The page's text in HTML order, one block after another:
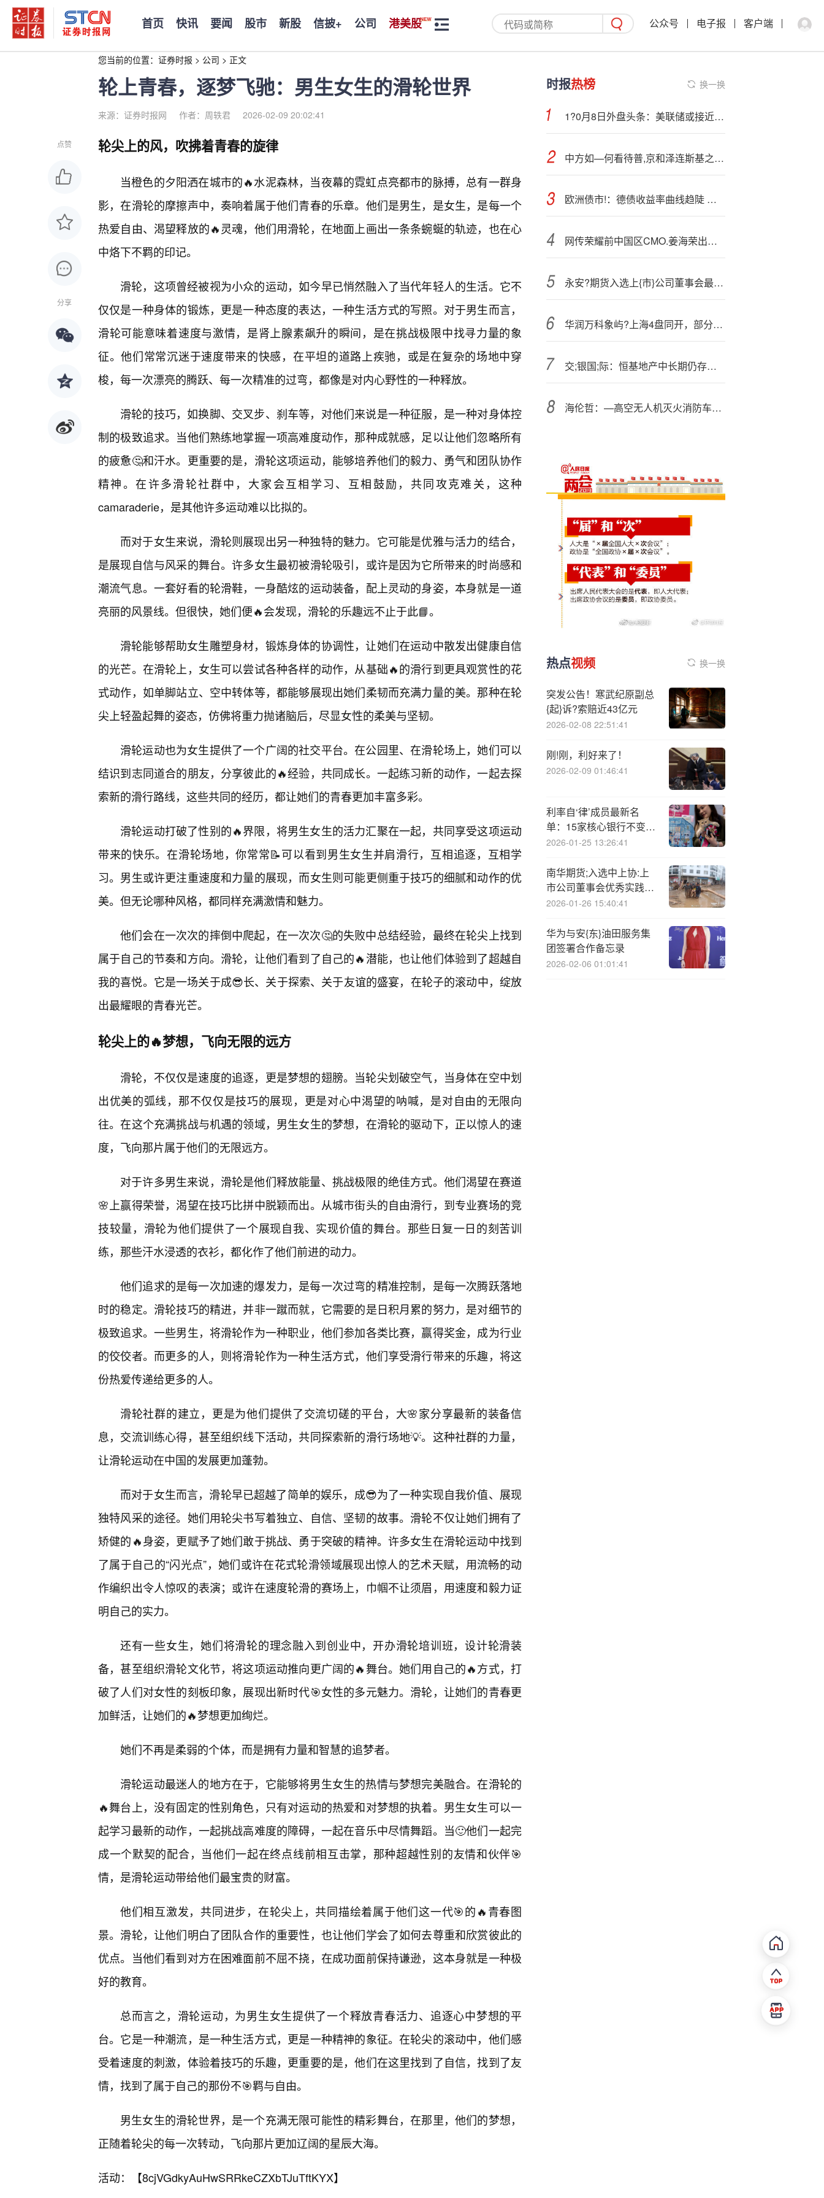
首页 快讯 要闻 股市 新股 信披+ 公司 港美股 公众号 电子报 客户端
您当前的位置： 证券时报 > 公司 > 正文
轮上青春，逐梦飞驰：男生女生的滑轮世界
来源：证券时报网 作者：周轶君 2026-02-09 20:02:41
点赞
分享
轮尖上的风，吹拂着青春的旋律
当橙色的夕阳洒在城市的🔥水泥森林，当夜幕的霓虹点亮都市的脉搏，总有一群身
影，在滑轮的摩擦声中，奏响着属于他们青春的乐章。他们是男生，是女生，是每一个
热爱自由、渴望释放的🔥灵魂，他们用滑轮，在地面上画出一条条蜿蜒的轨迹，也在心
中烙下不羁的印记。
滑轮，这项曾经被视为小众的运动，如今早已悄然融入了当代年轻人的生活。它不
仅仅是一种身体的锻炼，更是一种态度的表达，一种生活方式的写照。对于男生而言，
滑轮可能意味着速度与激情，是肾上腺素飙升的瞬间，是在挑战极限中找寻力量的象
征。他们常常沉迷于速度带来的快感，在平坦的道路上疾驰，或是在复杂的场地中穿
梭，每一次漂亮的腾跃、每一次精准的过弯，都像是对内心野性的一种释放。
滑轮的技巧，如换脚、交叉步、刹车等，对他们来说是一种征服，是一种对身体控
制的极致追求。当他们熟练地掌握一项高难度动作，那种成就感，足以让他们忽略所有
的疲惫🤔和汗水。更重要的是，滑轮这项运动，能够培养他们的毅力、勇气和团队协作
精神。在许多滑轮社群中，大家会互相学习、互相鼓励，共同攻克难关，这种
camaraderie，是其他许多运动难以比拟的。
而对于女生来说，滑轮则展现出另一种独特的魅力。它可能是优雅与活力的结合，
是展现自信与风采的舞台。许多女生最初被滑轮吸引，或许是因为它所带来的时尚感和
潮流气息。一套好看的轮滑鞋，一身酷炫的运动装备，配上灵动的身姿，本身就是一道
亮丽的风景线。但很快，她们便🔥会发现，滑轮的乐趣远不止于此📘。
滑轮能够帮助女生雕塑身材，锻炼身体的协调性，让她们在运动中散发出健康自信
的光芒。在滑轮上，女生可以尝试各种各样的动作，从基础🔥的滑行到更具观赏性的花
式动作，如单脚站立、空中转体等，都能够展现出她们柔韧而充满力量的美。那种在轮
尖上轻盈起舞的姿态，仿佛将重力抛诸脑后，尽显女性的柔美与坚韧。
滑轮运动也为女生提供了一个广阔的社交平台。在公园里、在滑轮场上，她们可以
结识到志同道合的朋友，分享彼此的🔥经验，共同成长。一起练习新的动作，一起去探
索新的滑行路线，这些共同的经历，都让她们的青春更加丰富多彩。
滑轮运动打破了性别的🔥界限，将男生女生的活力汇聚在一起，共同享受这项运动
带来的快乐。在滑轮场地，你常常📝可以看到男生女生并肩滑行，互相追逐，互相学
习。男生或许更注重速度和力量的展现，而女生则可能更侧重于技巧的细腻和动作的优
美。但无论哪种风格，都同样充满激情和魅力。
他们会在一次次的摔倒中爬起，在一次次🤔的失败中总结经验，最终在轮尖上找到
属于自己的节奏和方向。滑轮，让他们看到了自己的🔥潜能，也让他们体验到了超越自
我的喜悦。它是一场关于成😎长、关于探索、关于友谊的盛宴，在轮子的滚动中，绽放
出最耀眼的青春光芒。
轮尖上的🔥梦想，飞向无限的远方
滑轮，不仅仅是速度的追逐，更是梦想的翅膀。当轮尖划破空气，当身体在空中划
出优美的弧线，那不仅仅是技巧的展现，更是对心中渴望的呐喊，是对自由的无限向
往。在这个充满挑战与机遇的领域，男生女生的梦想，在滑轮的驱动下，正以惊人的速
度，飞向那片属于他们的无限远方。
对于许多男生来说，滑轮是他们释放能量、挑战极限的绝佳方式。他们渴望在赛道
🌸上赢得荣誉，渴望在技巧比拼中脱颖而出。从城市街头的自由滑行，到专业赛场的竞
技较量，滑轮为他们提供了一个展现自我、实现价值的舞台。那些日复一日的刻苦训
练，那些汗水浸透的衣衫，都化作了他们前进的动力。
他们追求的是每一次加速的爆发力，是每一次过弯的精准控制，是每一次腾跃落地
时的稳定。滑轮技巧的精进，并非一蹴而就，它需要的是日积月累的努力，是对细节的
极致追求。一些男生，将滑轮作为一种职业，他们参加各类比赛，赢得奖金，成为行业
的佼佼者。而更多的人，则将滑轮作为一种生活方式，他们享受滑行带来的乐趣，将这
份热爱传递给更多的人。
滑轮社群的建立，更是为他们提供了交流切磋的平台，大🌸家分享最新的装备信
息，交流训练心得，甚至组织线下活动，共同探索新的滑行场地💡。这种社群的力量，
让滑轮运动在中国的发展更加蓬勃。
而对于女生而言，滑轮早已超越了简单的娱乐，成😎为了一种实现自我价值、展现
独特风采的途径。她们用轮尖书写着独立、自信、坚韧的故事。滑轮不仅让她们拥有了
矫健的🔥身姿，更赋予了她们敢于挑战、勇于突破的精神。许多女生在滑轮运动中找到
了属于自己的“闪光点”，她们或许在花式轮滑领域展现出惊人的艺术天赋，用流畅的动
作编织出令人惊叹的表演；或许在速度轮滑的赛场上，巾帼不让须眉，用速度和毅力证
明自己的实力。
还有一些女生，她们将滑轮的理念融入到创业中，开办滑轮培训班，设计轮滑装
备，甚至组织滑轮文化节，将这项运动推向更广阔的🔥舞台。她们用自己的🔥方式，打
破了人们对女性的刻板印象，展现出新时代🎯女性的多元魅力。滑轮，让她们的青春更
加鲜活，让她们的🔥梦想更加绚烂。
她们不再是柔弱的个体，而是拥有力量和智慧的追梦者。
滑轮运动最迷人的地方在于，它能够将男生女生的热情与梦想完美融合。在滑轮的
🔥舞台上，没有固定的性别角色，只有对运动的热爱和对梦想的执着。男生女生可以一
起学习最新的动作，一起挑战高难度的障碍，一起在音乐中尽情舞蹈。当🙂他们一起完
成一个默契的配合，当他们一起在终点线前相互击掌，那种超越性别的友情和伙伴🎯
情，是滑轮运动带给他们最宝贵的财富。
他们相互激发，共同进步，在轮尖上，共同描绘着属于他们这一代🎯的🔥青春图
景。滑轮，让他们明白了团队合作的重要性，也让他们学会了如何去尊重和欣赏彼此的
优点。当他们看到对方在困难面前不屈不挠，在成功面前保持谦逊，这本身就是一种极
好的教育。
总而言之，滑轮运动，为男生女生提供了一个释放青春活力、追逐心中梦想的平
台。它是一种潮流，是一种生活方式，更是一种精神的象征。在轮尖的滚动中，他们感
受着速度的刺激，体验着技巧的乐趣，更重要的是，他们在这里找到了自信，找到了友
情，找到了属于自己的那份不🎯羁与自由。
男生女生的滑轮世界，是一个充满无限可能性的精彩舞台，在那里，他们的梦想，
正随着轮尖的每一次转动，飞向那片更加辽阔的星辰大海。
活动：【8cjVGdkyAuHwSRRkeCZXbTJuTftKYX】
时报热榜 换一换
1?0月8日外盘头条：美联储或接近结束缩表 达利欧称黄金比美元更安全 美国AI相关债券已达1.2万亿美元
中方如—何看待普,京和泽连斯基之间可能举行的和平峰会？外交部回应
欧洲债市!：德债收益率曲线趋陡 短:端跑赢
网传荣耀前中国区CMO.姜海荣出任长安深蓝汽车CEO，官方暂无回应
永安?期货入选上{市}公司董事会最佳实践案例
华润万科象屿?上海4盘同开，部分楼盘认筹率创新低
交;银国;际：恒基地产中长期仍存不确定性 维持“中性”评级 目标价升至25.9港元
海伦哲：—高空无人机灭火消防车已推.向市场
热点视频 换一换
突发公告！寒武纪原副总
{起}诉?索赔近43亿元
2026-02-08 22:51:41
刚!刚，利好来了！
2026-02-09 01:46:41
利率自‘律’成员最新名
单：15家核心银行不变
基础成员减少63家
2026-01-25 13:26:41
南华期货;入选中上协:上
市公司董事会优秀实践案
例
2026-01-26 15:40:41
华为与安{东}油田服务集
团签署合作备忘录
2026-02-06 01:01:41